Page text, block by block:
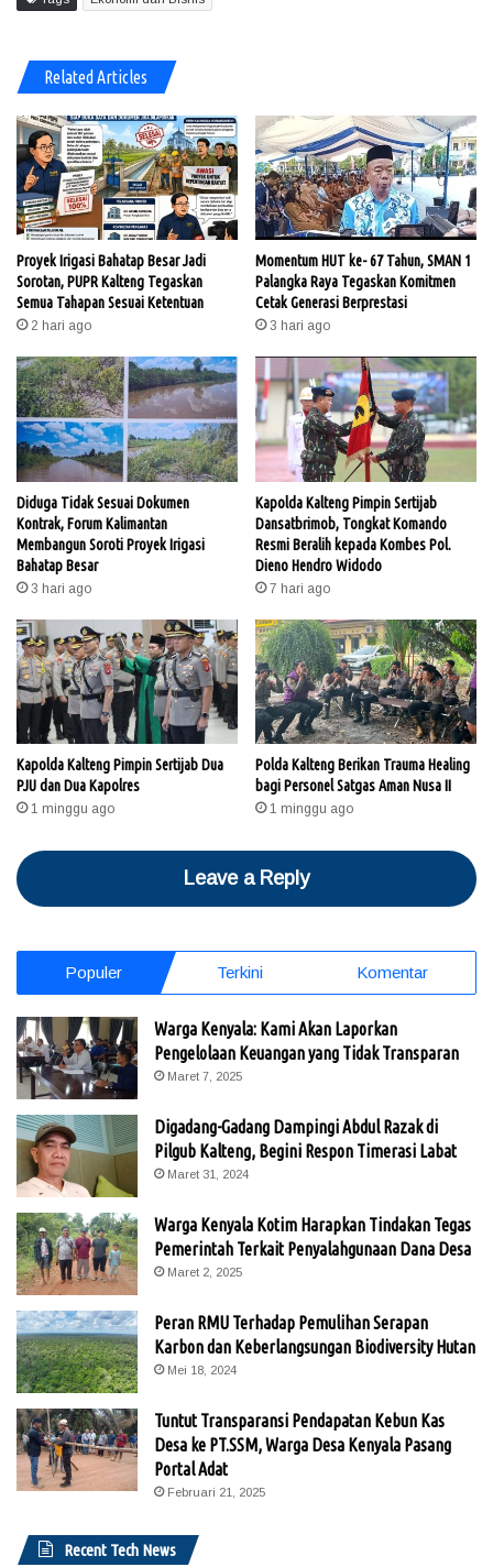
Related Articles
Proyek Irigasi Bahatap Besar Jadi
Sorotan, PUPR Kalteng Tegaskan
Semua Tahapan Sesuai Ketentuan
2 hari ago
Momentum HUT ke- 67 Tahun, SMAN 1
Palangka Raya Tegaskan Komitmen
Cetak Generasi Berprestasi
3 hari ago
Diduga Tidak Sesuai Dokumen
Kontrak, Forum Kalimantan
Membangun Soroti Proyek Irigasi
Bahatap Besar
3 hari ago
Kapolda Kalteng Pimpin Sertijab
Dansatbrimob, Tongkat Komando
Resmi Beralih kepada Kombes Pol.
Dieno Hendro Widodo
7 hari ago
Kapolda Kalteng Pimpin Sertijab Dua
PJU dan Dua Kapolres
1 minggu ago
Polda Kalteng Berikan Trauma Healing
bagi Personel Satgas Aman Nusa II
1 minggu ago
Leave a Reply
Populer Terkini Komentar
Warga Kenyala: Kami Akan Laporkan
Pengelolaan Keuangan yang Tidak Transparan
Maret 7, 2025
Digadang-Gadang Dampingi Abdul Razak di
Pilgub Kalteng, Begini Respon Timerasi Labat
Maret 31, 2024
Warga Kenyala Kotim Harapkan Tindakan Tegas
Pemerintah Terkait Penyalahgunaan Dana Desa
Maret 2, 2025
Peran RMU Terhadap Pemulihan Serapan
Karbon dan Keberlangsungan Biodiversity Hutan
Mei 18, 2024
Tuntut Transparansi Pendapatan Kebun Kas
Desa ke PT.SSM, Warga Desa Kenyala Pasang
Portal Adat
Februari 21, 2025
Recent Tech News